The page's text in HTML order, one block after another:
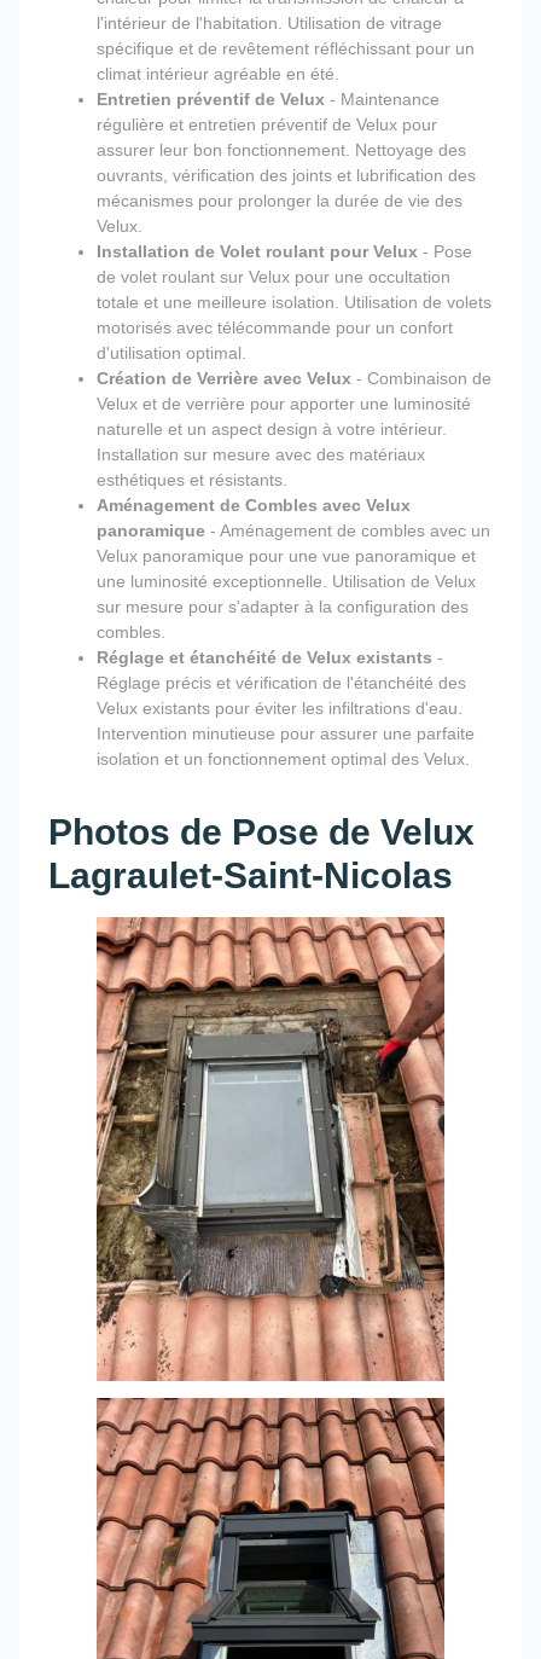
l'intérieur de l'habitation. Utilisation de vitrage
spécifique et de revêtement réfléchissant pour un
climat intérieur agréable en été.
Entretien préventif de Velux - Maintenance
régulière et entretien préventif de Velux pour
assurer leur bon fonctionnement. Nettoyage des
ouvrants, vérification des joints et lubrification des
mécanismes pour prolonger la durée de vie des
Velux.
Installation de Volet roulant pour Velux - Pose
de volet roulant sur Velux pour une occultation
totale et une meilleure isolation. Utilisation de volets
motorisés avec télécommande pour un confort
d'utilisation optimal.
Création de Verrière avec Velux - Combinaison de
Velux et de verrière pour apporter une luminosité
naturelle et un aspect design à votre intérieur.
Installation sur mesure avec des matériaux
esthétiques et résistants.
Aménagement de Combles avec Velux
panoramique - Aménagement de combles avec un
Velux panoramique pour une vue panoramique et
une luminosité exceptionnelle. Utilisation de Velux
sur mesure pour s'adapter à la configuration des
combles.
Réglage et étanchéité de Velux existants -
Réglage précis et vérification de l'étanchéité des
Velux existants pour éviter les infiltrations d'eau.
Intervention minutieuse pour assurer une parfaite
isolation et un fonctionnement optimal des Velux.
Photos de Pose de Velux
Lagraulet-Saint-Nicolas